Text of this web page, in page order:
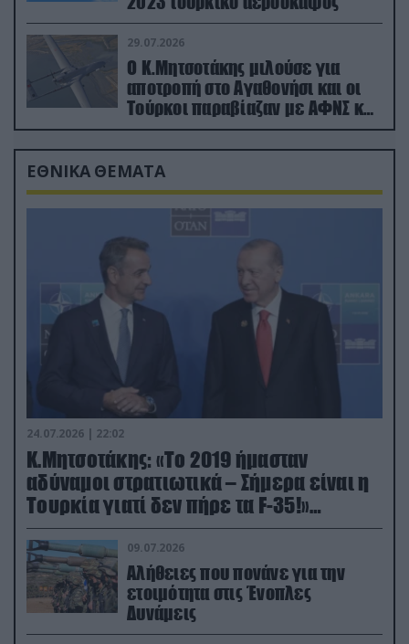
29.07.2026
Ο Κ.Μητσοτάκης μιλούσε για
αποτροπή στο Αγαθονήσι και οι
Τούρκοι παραβίαζαν με ΑΦΝΣ και
drone
ΕΘΝΙΚΑ ΘΕΜΑΤΑ
24.07.2026 | 22:02
Κ.Μητσοτάκης: «Το 2019 ήμασταν
αδύναμοι στρατιωτικά – Σήμερα είναι η
Τουρκία γιατί δεν πήρε τα F-35!»
(βίντεο)
09.07.2026
Αλήθειες που πονάνε για την
ετοιμότητα στις Ένοπλες
Δυνάμεις